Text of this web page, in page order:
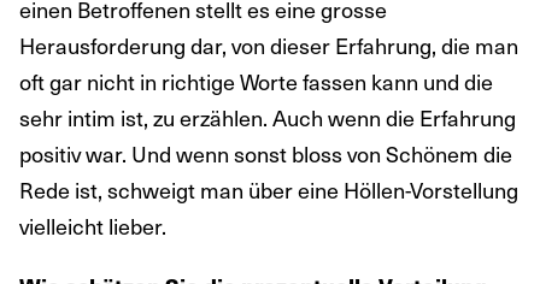
einen Betroffenen stellt es eine grosse
Herausforderung dar, von dieser Erfahrung, die man
oft gar nicht in richtige Worte fassen kann und die
sehr intim ist, zu erzählen. Auch wenn die Erfahrung
positiv war. Und wenn sonst bloss von Schönem die
Rede ist, schweigt man über eine Höllen-Vorstellung
vielleicht lieber.